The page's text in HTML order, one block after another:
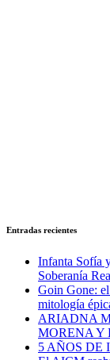
Entradas recientes
Infanta Sofía
Soberanía
Goin Gone:
mitología
ARIADNA
MORENA Y
5 AÑOS DE